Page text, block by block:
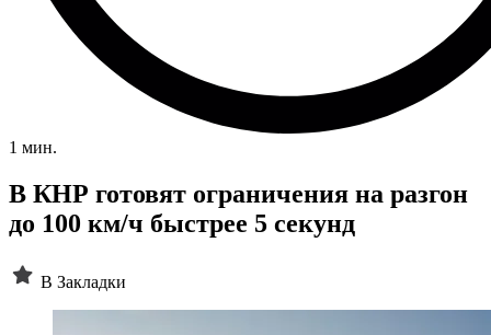
1 мин.
В КНР готовят ограничения на разгон
до 100 км/ч быстрее 5 секунд
В Закладки